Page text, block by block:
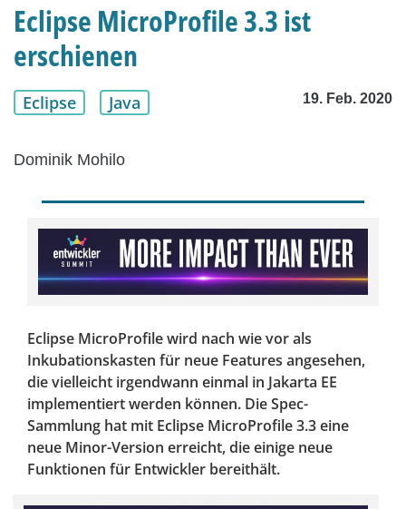
Eclipse MicroProfile 3.3 ist
erschienen
Eclipse Java 19. Feb. 2020
Dominik Mohilo
Eclipse MicroProfile wird nach wie vor als
Inkubationskasten für neue Features angesehen,
die vielleicht irgendwann einmal in Jakarta EE
implementiert werden können. Die Spec-
Sammlung hat mit Eclipse MicroProfile 3.3 eine
neue Minor-Version erreicht, die einige neue
Funktionen für Entwickler bereithält.